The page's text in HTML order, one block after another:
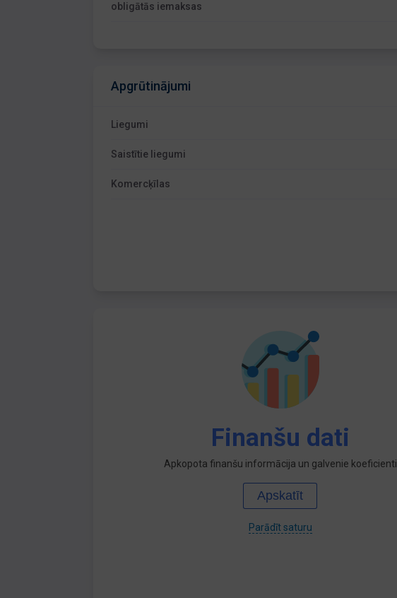
obligātās iemaksas
Apgrūtinājumi
Liegumi
Saistītie liegumi
Komercķīlas
Finanšu dati
Apkopota finanšu informācija un galvenie koeficienti
Apskatīt
Parādīt saturu